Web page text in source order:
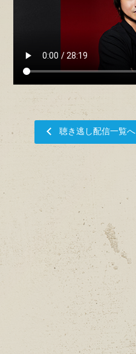
聴き逃し配信一覧へ